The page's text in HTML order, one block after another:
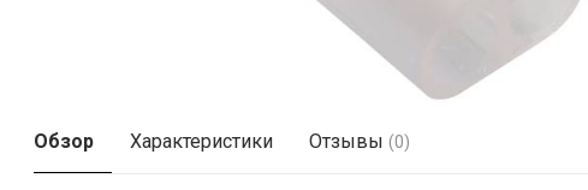
Обзор Характеристики Отзывы (0)